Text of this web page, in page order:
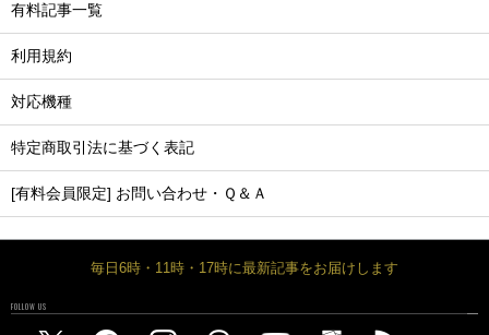
有料記事一覧
利用規約
対応機種
特定商取引法に基づく表記
[有料会員限定] お問い合わせ・Ｑ＆Ａ
毎日6時・11時・17時に最新記事をお届けします
FOLLOW US